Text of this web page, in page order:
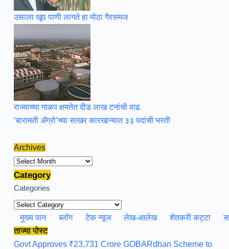
उसाला खूप पाणी लागते हा मोठा गैरसमज
राज्याच्या गाळप क्षमतेत दीड लाख टनांची वाढ
‘बारामती ॲग्रो’च्या साखर कारखान्यात ३३ पदांची भरती
Archives
Archives
Category
Categories
मुख्य पान ब्लॉग टेक न्यूज लेख-आलेख शेतकरी कट्टा
ताज्या पोस्ट
Govt Approves ₹23,731 Crore GOBARdhan Scheme to